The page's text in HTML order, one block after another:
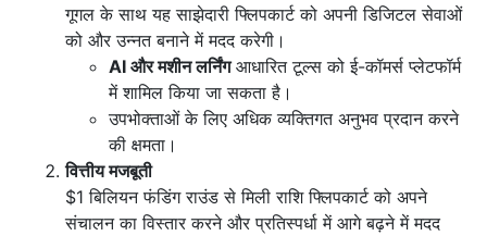
गूगल के साथ यह साझेदारी फ्लिपकार्ट को अपनी डिजिटल सेवाओं
को और उन्नत बनाने में मदद करेगी।
AI और मशीन लर्निंगआधारित टूल्स को ई-कॉमर्स प्लेटफॉर्म
में शामिल किया जा सकता है।
उपभोक्ताओं के लिए अधिक व्यक्तिगत अनुभव प्रदान करने
की क्षमता।
वित्तीय मजबूती
$1 बिलियन फंडिंग राउंड से मिली राशि फ्लिपकार्ट को अपने
संचालन का विस्तार करने और प्रतिस्पर्धा में आगे बढ़ने में मदद